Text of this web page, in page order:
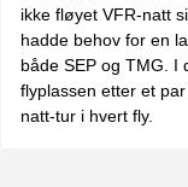
ikke fløyet VFR-natt
hadde behov for en
både SEP og TMG. I
flyplassen etter et
natt-tur i hvert fly.